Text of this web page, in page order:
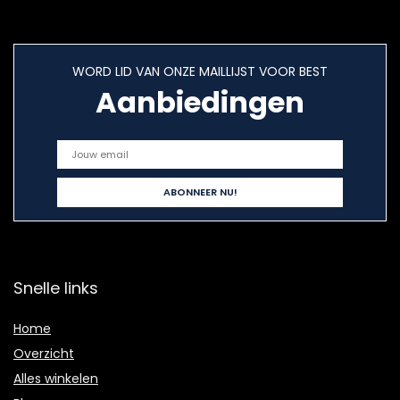
WORD LID VAN ONZE MAILLIJST VOOR BEST
Aanbiedingen
Snelle links
Home
Overzicht
Alles winkelen